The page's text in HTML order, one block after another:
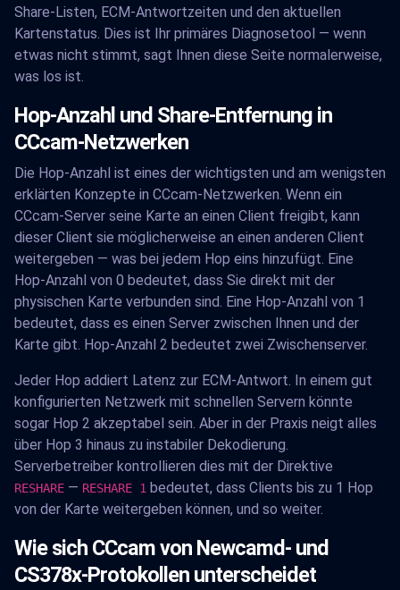
Share-Listen, ECM-Antwortzeiten und den aktuellen
Kartenstatus. Dies ist Ihr primäres Diagnosetool — wenn
etwas nicht stimmt, sagt Ihnen diese Seite normalerweise,
was los ist.
Hop-Anzahl und Share-Entfernung in
CCcam-Netzwerken
Die Hop-Anzahl ist eines der wichtigsten und am wenigsten
erklärten Konzepte in CCcam-Netzwerken. Wenn ein
CCcam-Server seine Karte an einen Client freigibt, kann
dieser Client sie möglicherweise an einen anderen Client
weitergeben — was bei jedem Hop eins hinzufügt. Eine
Hop-Anzahl von 0 bedeutet, dass Sie direkt mit der
physischen Karte verbunden sind. Eine Hop-Anzahl von 1
bedeutet, dass es einen Server zwischen Ihnen und der
Karte gibt. Hop-Anzahl 2 bedeutet zwei Zwischenserver.
Jeder Hop addiert Latenz zur ECM-Antwort. In einem gut
konfigurierten Netzwerk mit schnellen Servern könnte
sogar Hop 2 akzeptabel sein. Aber in der Praxis neigt alles
über Hop 3 hinaus zu instabiler Dekodierung.
Serverbetreiber kontrollieren dies mit der Direktive
RESHARE — RESHARE 1 bedeutet, dass Clients bis zu 1 Hop
von der Karte weitergeben können, und so weiter.
Wie sich CCcam von Newcamd- und
CS378x-Protokollen unterscheidet